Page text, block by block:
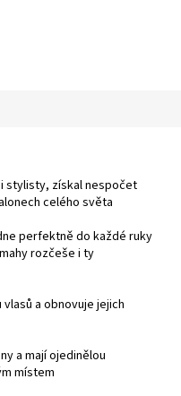
stylisty, získal nespočet
celého světa
perfektně do každé ruky
rozčeše i ty
a obnovuje jejich
a mají ojedinělou
místem